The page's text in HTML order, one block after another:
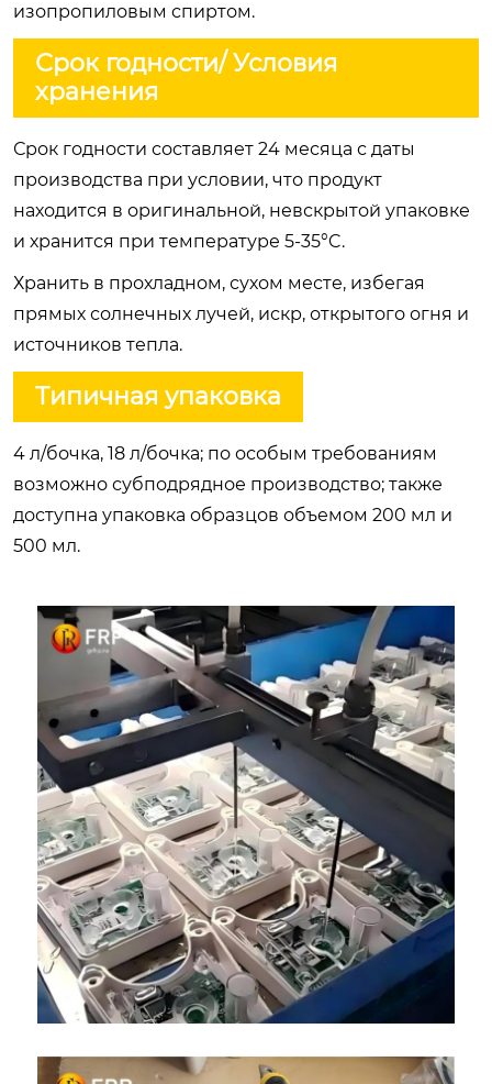
изопропиловым спиртом.
Срок годности/ Условия
хранения
Срок годности составляет 24 месяца с даты
производства при условии, что продукт
находится в оригинальной, невскрытой упаковке
и хранится при температуре 5-35°C.
Хранить в прохладном, сухом месте, избегая
прямых солнечных лучей, искр, открытого огня и
источников тепла.
Типичная упаковка
4 л/бочка, 18 л/бочка; по особым требованиям
возможно субподрядное производство; также
доступна упаковка образцов объемом 200 мл и
500 мл.